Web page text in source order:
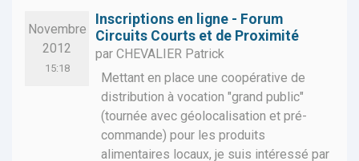
Novembre
2012
15:18
Inscriptions en ligne - Forum
Circuits Courts et de Proximité
par CHEVALIER Patrick
Mettant en place une coopérative de
distribution à vocation "grand public"
(tournée avec géolocalisation et pré-
commande) pour les produits
alimentaires locaux, je suis intéressé par